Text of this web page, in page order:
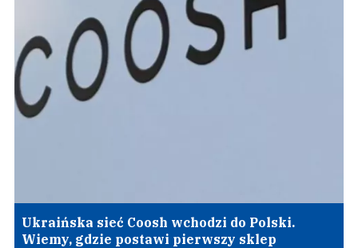
Ukraińska sieć Coosh wchodzi do Polski.
Wiemy, gdzie postawi pierwszy sklep